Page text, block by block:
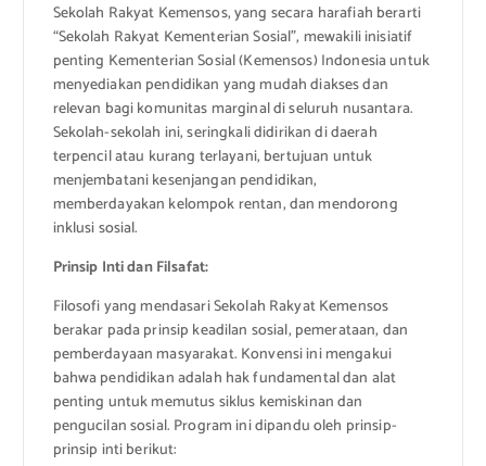
Sekolah Rakyat Kemensos, yang secara harafiah berarti
“Sekolah Rakyat Kementerian Sosial”, mewakili inisiatif
penting Kementerian Sosial (Kemensos) Indonesia untuk
menyediakan pendidikan yang mudah diakses dan
relevan bagi komunitas marginal di seluruh nusantara.
Sekolah-sekolah ini, seringkali didirikan di daerah
terpencil atau kurang terlayani, bertujuan untuk
menjembatani kesenjangan pendidikan,
memberdayakan kelompok rentan, dan mendorong
inklusi sosial.
Prinsip Inti dan Filsafat:
Filosofi yang mendasari Sekolah Rakyat Kemensos
berakar pada prinsip keadilan sosial, pemerataan, dan
pemberdayaan masyarakat. Konvensi ini mengakui
bahwa pendidikan adalah hak fundamental dan alat
penting untuk memutus siklus kemiskinan dan
pengucilan sosial. Program ini dipandu oleh prinsip-
prinsip inti berikut: